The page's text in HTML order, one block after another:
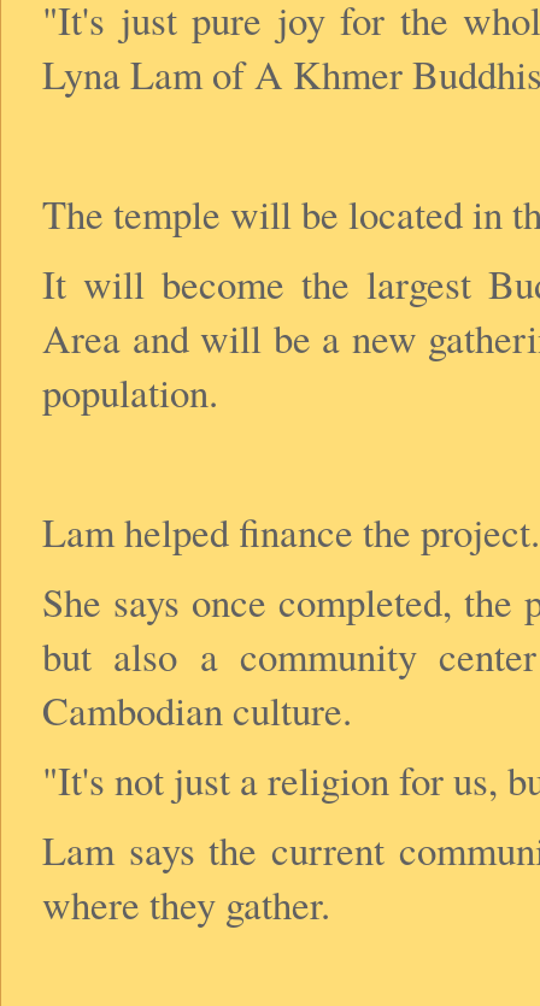
"It's just pure joy for the
Lyna Lam of A Khmer
The temple will be located in
It will become the largest
Area and will be a new
population.
Lam helped finance the project.
She says once completed,
but also a community
Cambodian culture.
"It's not just a religion for us,
Lam says the current
where they gather.